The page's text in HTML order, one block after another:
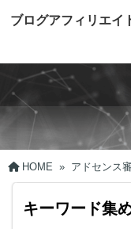
ブログアフィリエイ
HOME » アドセンス
キーワード集